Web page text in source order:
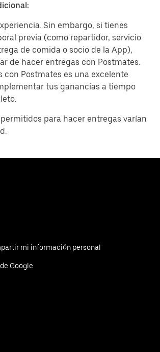
Sin embargo, si tienes
previa (como repartidor, servicio
de comida o socio de la App),
de hacer entregas con Postmates.
con Postmates es una excelente
tus ganancias a tiempo
para hacer entregas varían
mi información personal
Google